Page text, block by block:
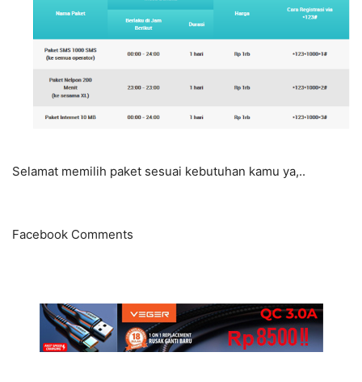
Selamat memilih paket sesuai kebutuhan kamu ya,..
Facebook Comments